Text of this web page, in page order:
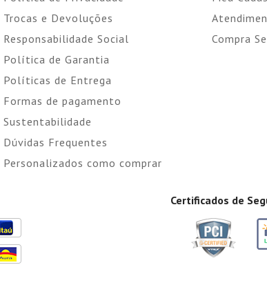
Trocas e Devoluções
Responsabilidade Social
Política de Garantia
Políticas de Entrega
Formas de pagamento
Sustentabilidade
Dúvidas Frequentes
Personalizados como comprar
Compra
Certificados de